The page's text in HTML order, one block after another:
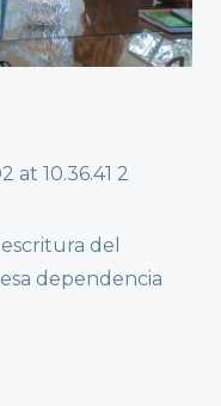
del
dependencia